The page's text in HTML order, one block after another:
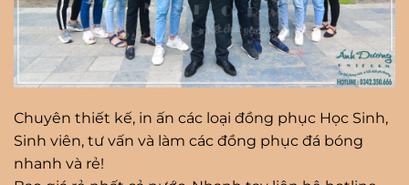
Chuyên thiết kế, in ấn các loại đồng phục Học Sinh,
Sinh viên, tư vấn và làm các đồng phục đá bóng
nhanh và rẻ!